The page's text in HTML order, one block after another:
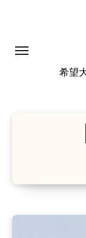
希望